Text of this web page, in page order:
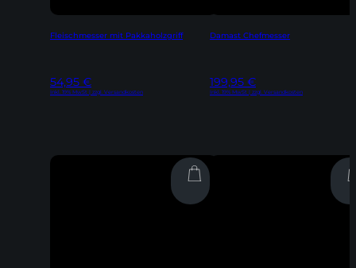
Fleischmesser mit Pakkaholzgriff
54,95 €
Inkl. 19% MwSt | zzgl. Versandkosten
Damast Chefmesser
199,95 €
Inkl. 19% MwSt | zzgl. Versandkosten